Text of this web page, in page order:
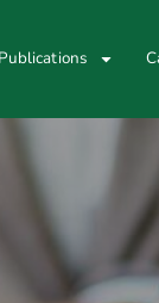
Publications